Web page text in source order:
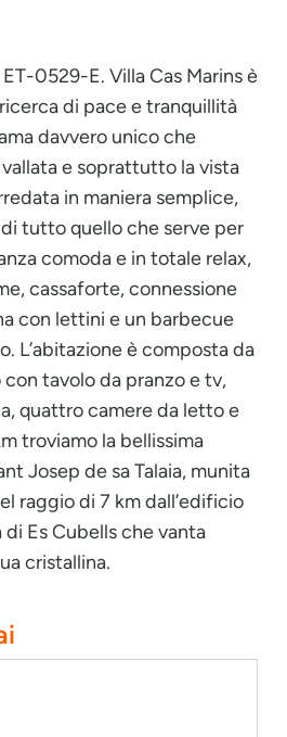
0529-E. Villa Cas Marins è
di pace e tranquillità
davvero unico che
e soprattutto la vista
in maniera semplice,
tutto quello che serve per
comoda e in totale relax,
cassaforte, connessione
con lettini e un barbecue
L’abitazione è composta da
tavolo da pranzo e tv,
quattro camere da letto e
troviamo la bellissima
Josep de sa Talaia, munita
raggio di 7 km dall’edificio
Es Cubells che vanta
cristallina.